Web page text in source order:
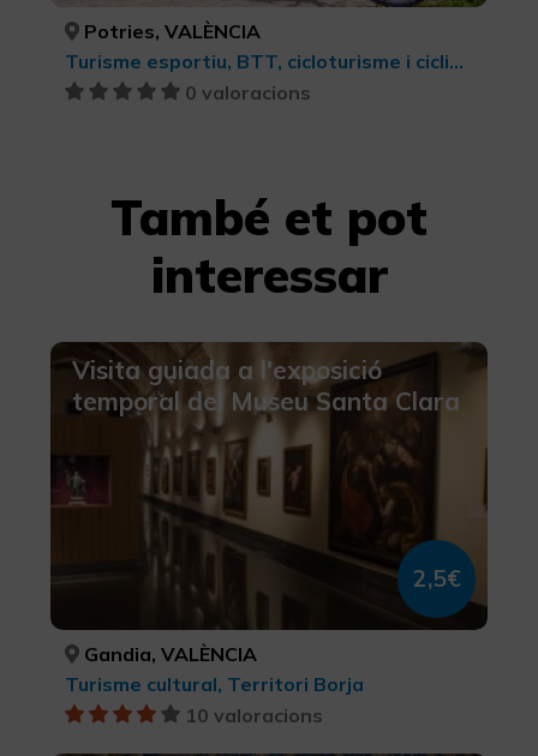
Potries, VALÈNCIA
Turisme esportiu, BTT, cicloturisme i ciclisme
0 valoracions
També et pot
interessar
Visita guiada a l'exposició
temporal del Museu Santa Clara
2,5€
Gandia, VALÈNCIA
Turisme cultural, Territori Borja
10 valoracions